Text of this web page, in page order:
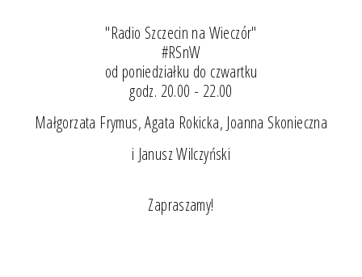
"Radio Szczecin na Wieczór"
#RSnW
od poniedziałku do czwartku
godz. 20.00 - 22.00
Małgorzata Frymus, Agata Rokicka, Joanna Skonieczna
i Janusz Wilczyński
Zapraszamy!